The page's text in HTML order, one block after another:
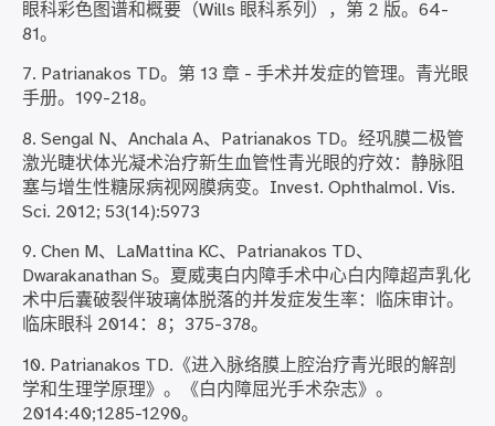
眼科彩色图谱和概要（Wills 眼科系列），第 2 版。64-
81。
7. Patrianakos TD。第 13 章 - 手术并发症的管理。青光眼
手册。199-218。
8. Sengal N、Anchala A、Patrianakos TD。经巩膜二极管
激光睫状体光凝术治疗新生血管性青光眼的疗效：静脉阻
塞与增生性糖尿病视网膜病变。Invest. Ophthalmol. Vis.
Sci. 2012; 53(14):5973
9. Chen M、LaMattina KC、Patrianakos TD、
Dwarakanathan S。夏威夷白内障手术中心白内障超声乳化
术中后囊破裂伴玻璃体脱落的并发症发生率：临床审计。
临床眼科 2014：8；375-378。
10. Patrianakos TD.《进入脉络膜上腔治疗青光眼的解剖
学和生理学原理》。《白内障屈光手术杂志》。
2014:40;1285-1290。